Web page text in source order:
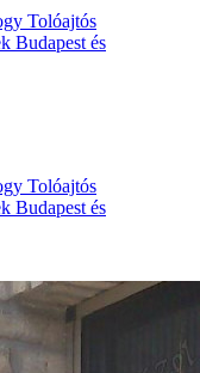
Tolóajtós
Budapest és
Tolóajtós
Budapest és